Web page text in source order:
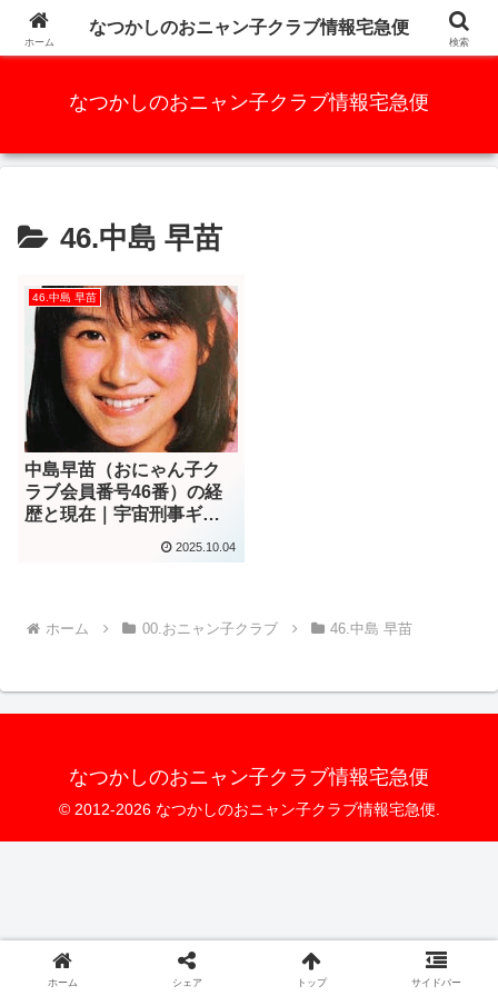
かつての人気アイドルグループ、元祖AKB48と言っても過言ではな
なつかしのおニャン子クラブ情報宅急便
46.中島 早苗
46.中島 早苗
中島早苗（おにゃん子ク
ラブ会員番号46番）の経
歴と現在｜宇宙刑事ギャ
2025.10.04
ホーム 00.おニャン子クラブ 46.中島 早苗
なつかしのおニャン子クラブ情報宅急便
© 2012-2026 なつかしのおニャン子クラブ情報宅急便.
ホーム
なつかしのおニャン子クラブ情報宅急便
検索
ホーム シェア トップ サイドバー